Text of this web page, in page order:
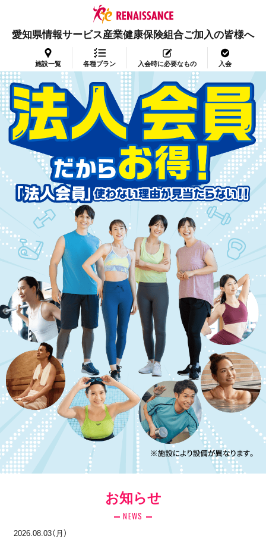
愛知県情報サービス産業健康保険組合ご加入の皆様へ
施設一覧 各種プラン 入会時に必要なもの 入会
お知らせ
NEWS
2026.08.03（月）